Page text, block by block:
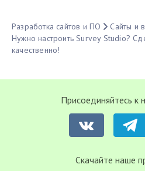
Разработка сайтов и ПО
Сайты и
Нужно настроить Survey Studio?
качественно!
Присоединяйтесь к
Cкачайте наше